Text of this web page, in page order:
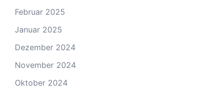
Februar 2025
Januar 2025
Dezember 2024
November 2024
Oktober 2024